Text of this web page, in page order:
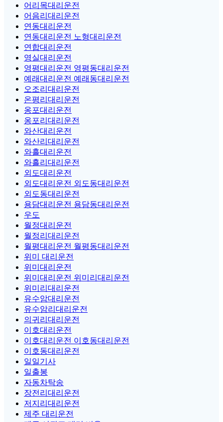
어리목대리운전
어음리대리운전
연동대리운전
연동대리운전 노형대리운전
연합대리운전
영실대리운전
영평대리운전 영평동대리운전
예래대리운전 예래동대리운전
오조리대리운전
온평리대리운전
옹포대리운전
옹포리대리운전
와산대리운전
와산리대리운전
와흘대리운전
와흘리대리운전
외도대리운전
외도대리운전 외도동대리운전
외도동대리운전
용담대리운전 용담동대리운전
우도
월정대리운전
월정리대리운전
월평대리운전 월평동대리운전
위미 대리운전
위미대리운전
위미대리운전 위미리대리운전
위미리대리운전
유수암대리운전
유수암리대리운전
의귀리대리운전
이호대리운전
이호대리운전 이호동대리운전
이호동대리운전
일일기사
일출봉
자동차탁송
장전리대리운전
저지리대리운전
제주 대리운전